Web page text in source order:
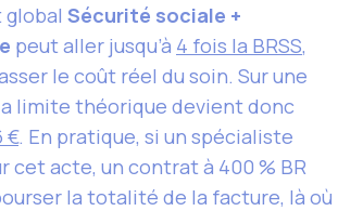
Sécurité sociale +
peut aller jusqu’à 4 fois la BRSS,
le coût réel du soin. Sur une
la limite théorique devient donc
€. En pratique, si un spécialiste
cet acte, un contrat à 400 % BR
la totalité de la facture, là où